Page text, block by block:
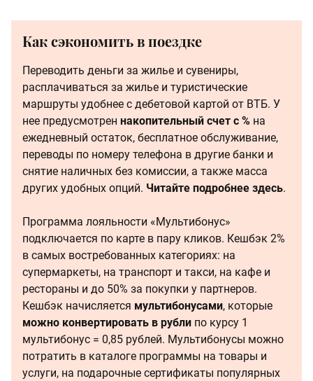
Как сэкономить в поездке
Переводить деньги за жилье и сувениры,
расплачиваться за жилье и туристические
маршруты удобнее с дебетовой картой от ВТБ. У
нее предусмотрен накопительный счет с % на
ежедневный остаток, бесплатное обслуживание,
переводы по номеру телефона в другие банки и
снятие наличных без комиссии, а также масса
других удобных опций. Читайте подробнее здесь.
Программа лояльности «Мультибонус»
подключается по карте в пару кликов. Кешбэк 2%
в самых востребованных категориях: на
супермаркеты, на транспорт и такси, на кафе и
рестораны и до 50% за покупки у партнеров.
Кешбэк начисляется мультибонусами, которые
можно конвертировать в рубли по курсу 1
мультибонус = 0,85 рублей. Мультибонусы можно
потратить в каталоге программы на товары и
услуги, на подарочные сертификаты популярных